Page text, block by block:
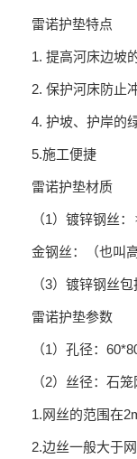
雷诺护垫特点
1. 提高河床边坡
2. 保护河床防止
4. 护坡、护岸的
5.施工便捷
雷诺护垫材质
（1）镀锌钢丝
金钢丝：（也叫
（3）镀锌钢丝
雷诺护垫参数
（1）孔径：
（2）丝径：石
1.网丝的范围在
2.边丝一般大于